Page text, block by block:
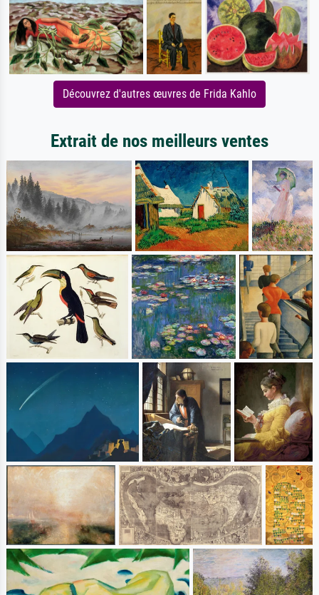
Découvrez d'autres œuvres de Frida Kahlo
Extrait de nos meilleurs ventes